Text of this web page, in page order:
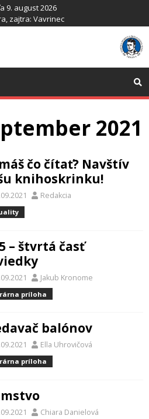
9. august 2026
, zajtra: Vavrinec
2021
čo čítať? Navštív
knihoskrinku!
Redakcia
– štvrtá časť
Jakub Kronome
príloha
balónov
Ella Uhrovičová
príloha
Chiara Danielová